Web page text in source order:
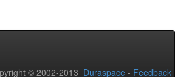
© 2002-2013 Duraspace - Feedback